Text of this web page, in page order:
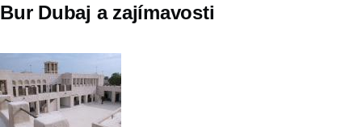
Bur Dubaj a zajímavosti